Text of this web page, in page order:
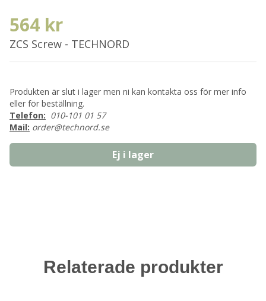
564 kr
ZCS Screw - TECHNORD
Produkten är slut i lager men ni kan kontakta oss för mer info
eller för beställning.
Telefon: 010-101 01 57
Mail: order@technord.se
Ej i lager
Relaterade produkter